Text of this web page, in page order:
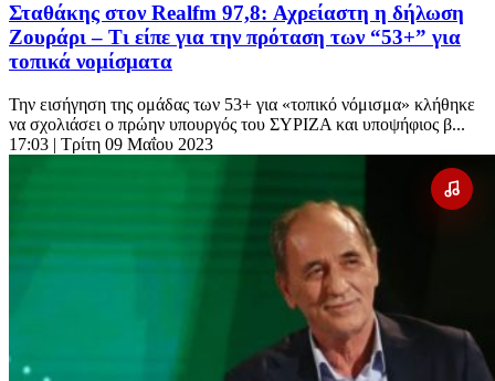
Σταθάκης στον Realfm 97,8: Αχρείαστη η δήλωση
Ζουράρι – Τι είπε για την πρόταση των “53+” για
τοπικά νομίσματα
Την εισήγηση της ομάδας των 53+ για «τοπικό νόμισμα» κλήθηκε
να σχολιάσει ο πρώην υπουργός του ΣΥΡΙΖΑ και υποψήφιος β...
17:03 | Τρίτη 09 Μαΐου 2023